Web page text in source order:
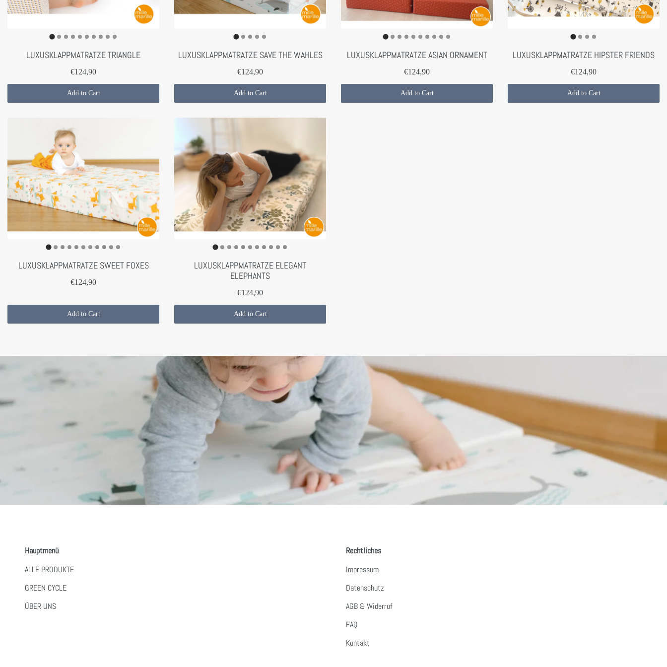
LUXUSKLAPPMATRATZE TRIANGLE
€124,90
Add to Cart
LUXUSKLAPPMATRATZE SAVE THE WAHLES
€124,90
Add to Cart
LUXUSKLAPPMATRATZE ASIAN ORNAMENT
€124,90
Add to Cart
LUXUSKLAPPMATRATZE HIPSTER FRIENDS
€124,90
Add to Cart
LUXUSKLAPPMATRATZE SWEET FOXES
€124,90
Add to Cart
LUXUSKLAPPMATRATZE ELEGANT
ELEPHANTS
€124,90
Add to Cart
Hauptmenü
ALLE PRODUKTE
GREEN CYCLE
ÜBER UNS
Rechtliches
Impressum
Datenschutz
AGB & Widerruf
FAQ
Kontakt